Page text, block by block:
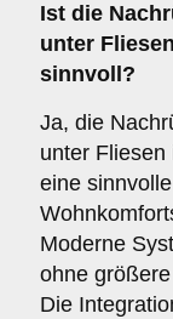
Ist die
unter
sinnvoll?
Ja, die
unter Fliesen
eine
Moderne
ohne
Die